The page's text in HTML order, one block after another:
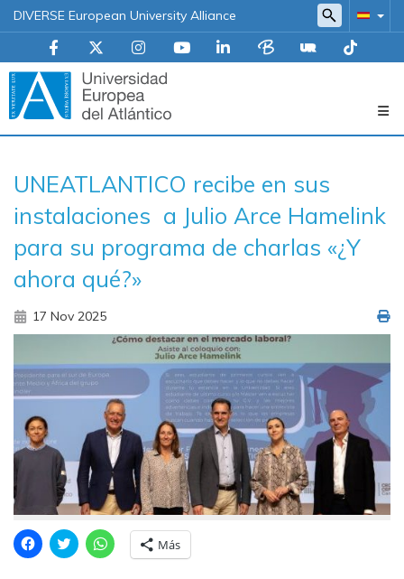
DIVERSE European University Alliance
principal
UNEATLANTICO recibe en sus
instalaciones a Julio Arce Hamelink
para su programa de charlas «¿Y
ahora qué?»
17 Nov 2025
H
a
H
a
H
a Más